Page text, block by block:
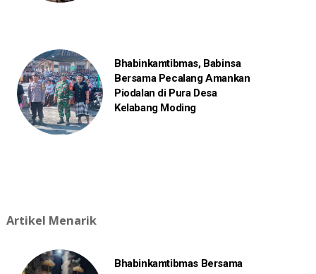
Bhabinkamtibmas, Babinsa
Bersama Pecalang Amankan
Piodalan di Pura Desa
Kelabang Moding
Artikel Menarik
Bhabinkamtibmas Bersama